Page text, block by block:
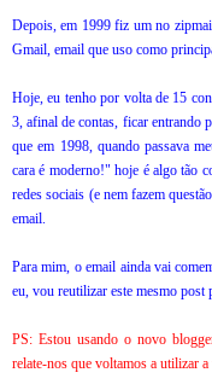
Depois, em 1999 fiz um no
Gmail, email que uso como
Hoje, eu tenho por volta de 15
3, afinal de contas, ficar entrando
que em 1998, quando passava
cara é moderno!" hoje é algo tão
redes sociais (e nem fazem
email.
Para mim, o email ainda vai
eu, vou reutilizar este mesmo
PS: Estou usando o novo
relate-nos que voltamos a utilizar